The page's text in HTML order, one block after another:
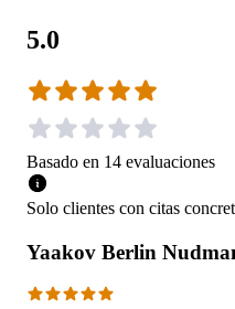
5.0
Basado en 14 evaluaciones
Solo clientes con citas
Yaakov Berlin